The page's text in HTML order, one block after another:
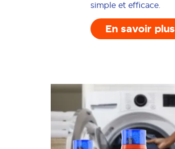
simple et efficace.
En savoir plus